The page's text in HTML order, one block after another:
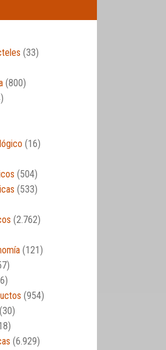
(33)
(800)
(16)
(504)
(533)
(2.762)
(121)
(954)
(30)
(6.929)